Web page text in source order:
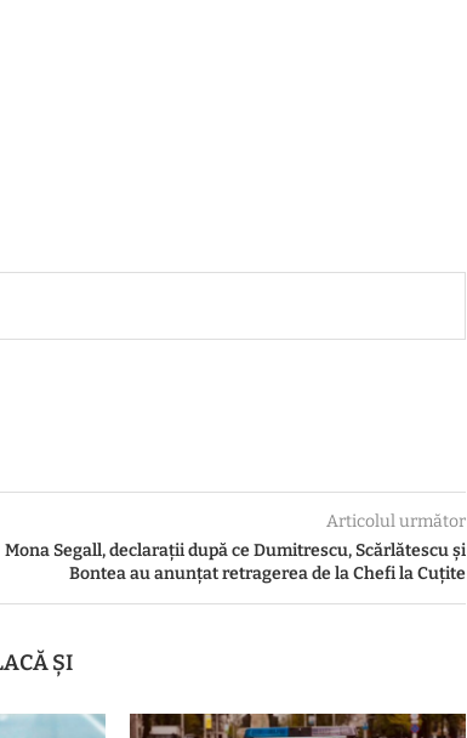
Articolul următor
Mona Segall, declarații după ce Dumitrescu, Scărlătescu și
Bontea au anunțat retragerea de la Chefi la Cuțite
ȘI